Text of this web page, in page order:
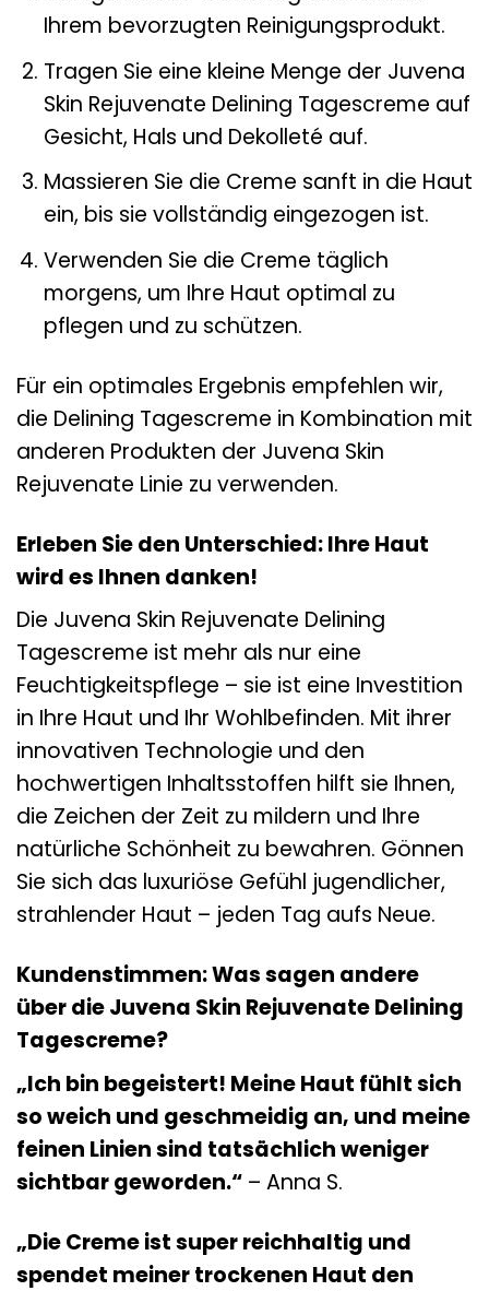
Ihrem bevorzugten Reinigungsprodukt.
Tragen Sie eine kleine Menge der Juvena
Skin Rejuvenate Delining Tagescreme auf
Gesicht, Hals und Dekolleté auf.
Massieren Sie die Creme sanft in die Haut
ein, bis sie vollständig eingezogen ist.
Verwenden Sie die Creme täglich
morgens, um Ihre Haut optimal zu
pflegen und zu schützen.
Für ein optimales Ergebnis empfehlen wir,
die Delining Tagescreme in Kombination mit
anderen Produkten der Juvena Skin
Rejuvenate Linie zu verwenden.
Erleben Sie den Unterschied: Ihre Haut
wird es Ihnen danken!
Die Juvena Skin Rejuvenate Delining
Tagescreme ist mehr als nur eine
Feuchtigkeitspflege – sie ist eine Investition
in Ihre Haut und Ihr Wohlbefinden. Mit ihrer
innovativen Technologie und den
hochwertigen Inhaltsstoffen hilft sie Ihnen,
die Zeichen der Zeit zu mildern und Ihre
natürliche Schönheit zu bewahren. Gönnen
Sie sich das luxuriöse Gefühl jugendlicher,
strahlender Haut – jeden Tag aufs Neue.
Kundenstimmen: Was sagen andere
über die Juvena Skin Rejuvenate Delining
Tagescreme?
„Ich bin begeistert! Meine Haut fühlt sich
so weich und geschmeidig an, und meine
feinen Linien sind tatsächlich weniger
sichtbar geworden.“ – Anna S.
„Die Creme ist super reichhaltig und
spendet meiner trockenen Haut den